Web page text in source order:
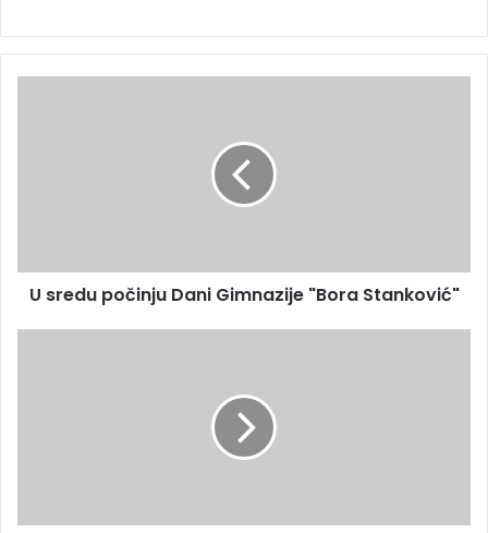
U sredu počinju Dani Gimnazije "Bora Stanković"